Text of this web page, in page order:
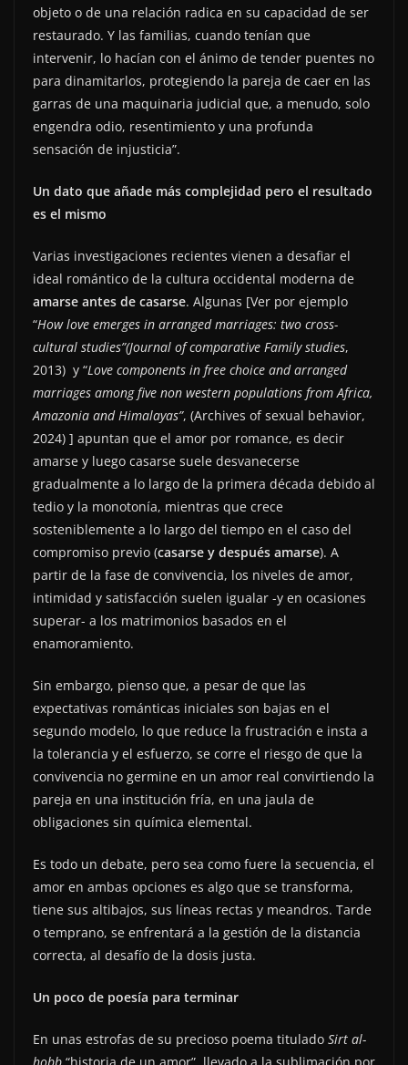
objeto o de una relación radica en su capacidad de ser
restaurado. Y las familias, cuando tenían que
intervenir, lo hacían con el ánimo de tender puentes no
para dinamitarlos, protegiendo la pareja de caer en las
garras de una maquinaria judicial que, a menudo, solo
engendra odio, resentimiento y una profunda
sensación de injusticia”.
Un dato que añade más complejidad pero el resultado
es el mismo
Varias investigaciones recientes vienen a desafiar el
ideal romántico de la cultura occidental moderna de
amarse antes de casarse. Algunas [Ver por ejemplo
“How love emerges in arranged marriages: two cross-
cultural studies”(Journal of comparative Family studies,
2013) y “Love components in free choice and arranged
marriages among five non western populations from Africa,
Amazonia and Himalayas”, (Archives of sexual behavior,
2024) ] apuntan que el amor por romance, es decir
amarse y luego casarse suele desvanecerse
gradualmente a lo largo de la primera década debido al
tedio y la monotonía, mientras que crece
sosteniblemente a lo largo del tiempo en el caso del
compromiso previo (casarse y después amarse). A
partir de la fase de convivencia, los niveles de amor,
intimidad y satisfacción suelen igualar -y en ocasiones
superar- a los matrimonios basados en el
enamoramiento.
Sin embargo, pienso que, a pesar de que las
expectativas románticas iniciales son bajas en el
segundo modelo, lo que reduce la frustración e insta a
la tolerancia y el esfuerzo, se corre el riesgo de que la
convivencia no germine en un amor real convirtiendo la
pareja en una institución fría, en una jaula de
obligaciones sin química elemental.
Es todo un debate, pero sea como fuere la secuencia, el
amor en ambas opciones es algo que se transforma,
tiene sus altibajos, sus líneas rectas y meandros. Tarde
o temprano, se enfrentará a la gestión de la distancia
correcta, al desafío de la dosis justa.
Un poco de poesía para terminar
En unas estrofas de su precioso poema titulado Sirt al-